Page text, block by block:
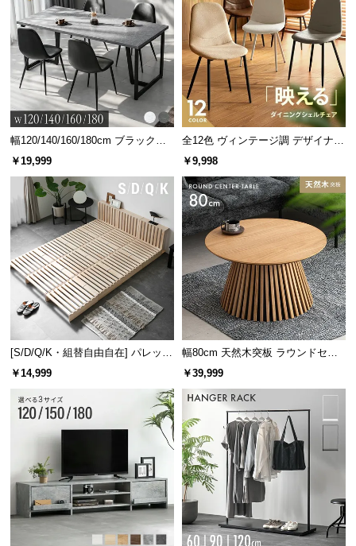
情
報
o.,
幅120/140/160/180cm ブラックフ
レーム ダイニング 大理石調 4人掛
￥19,999
全12色 ヴィンテージ調 デザイナー
ズシェルチェア
￥9,998
[S/D/Q/K・組替自由自在] パレット
ベッド 8/12/16枚セット
￥14,999
幅80cm 天然木突板 ラウンドセン
ターテーブル 美しい格子デザイン
￥39,999